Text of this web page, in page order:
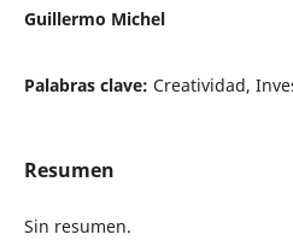
Guillermo Michel
Palabras clave: Creatividad,
Resumen
Sin resumen.